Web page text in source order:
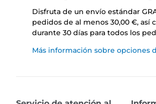
Disfruta de un envío estándar
pedidos de al menos 30,00 €, así
durante 30 días para todos los
Más información sobre opciones